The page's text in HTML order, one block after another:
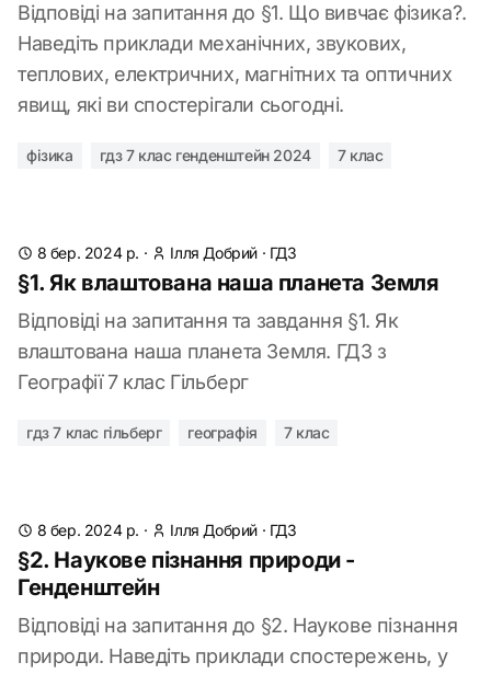
Відповіді на запитання до §1. Що вивчає фізика?.
Наведіть приклади механічних, звукових,
теплових, електричних, магнітних та оптичних
явищ, які ви спостерігали сьогодні.
фізика гдз 7 клас генденштейн 2024 7 клас
8 бер. 2024 р. · Ілля Добрий · ГДЗ
§1. Як влаштована наша планета Земля
Відповіді на запитання та завдання §1. Як
влаштована наша планета Земля. ГДЗ з
Географії 7 клас Гільберг
гдз 7 клас гільберг географія 7 клас
8 бер. 2024 р. · Ілля Добрий · ГДЗ
§2. Наукове пізнання природи -
Генденштейн
Відповіді на запитання до §2. Наукове пізнання
природи. Наведіть приклади спостережень, у